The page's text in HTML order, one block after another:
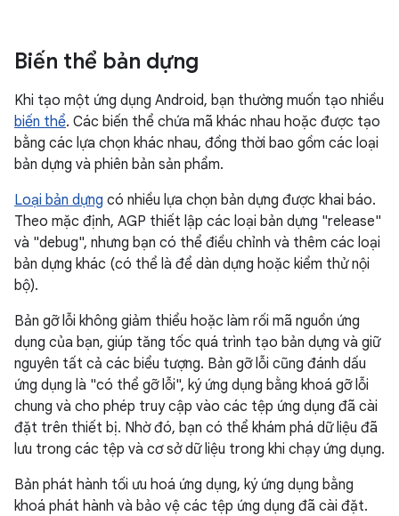
Biến thể bản dựng
Khi tạo một ứng dụng Android, bạn thường muốn tạo nhiều
biến thể. Các biến thể chứa mã khác nhau hoặc được tạo
bằng các lựa chọn khác nhau, đồng thời bao gồm các loại
bản dựng và phiên bản sản phẩm.
Loại bản dựng có nhiều lựa chọn bản dựng được khai báo.
Theo mặc định, AGP thiết lập các loại bản dựng "release"
và "debug", nhưng bạn có thể điều chỉnh và thêm các loại
bản dựng khác (có thể là để dàn dựng hoặc kiểm thử nội
bộ).
Bản gỡ lỗi không giảm thiểu hoặc làm rối mã nguồn ứng
dụng của bạn, giúp tăng tốc quá trình tạo bản dựng và giữ
nguyên tất cả các biểu tượng. Bản gỡ lỗi cũng đánh dấu
ứng dụng là "có thể gỡ lỗi", ký ứng dụng bằng khoá gỡ lỗi
chung và cho phép truy cập vào các tệp ứng dụng đã cài
đặt trên thiết bị. Nhờ đó, bạn có thể khám phá dữ liệu đã
lưu trong các tệp và cơ sở dữ liệu trong khi chạy ứng dụng.
Bản phát hành tối ưu hoá ứng dụng, ký ứng dụng bằng
khoá phát hành và bảo vệ các tệp ứng dụng đã cài đặt.